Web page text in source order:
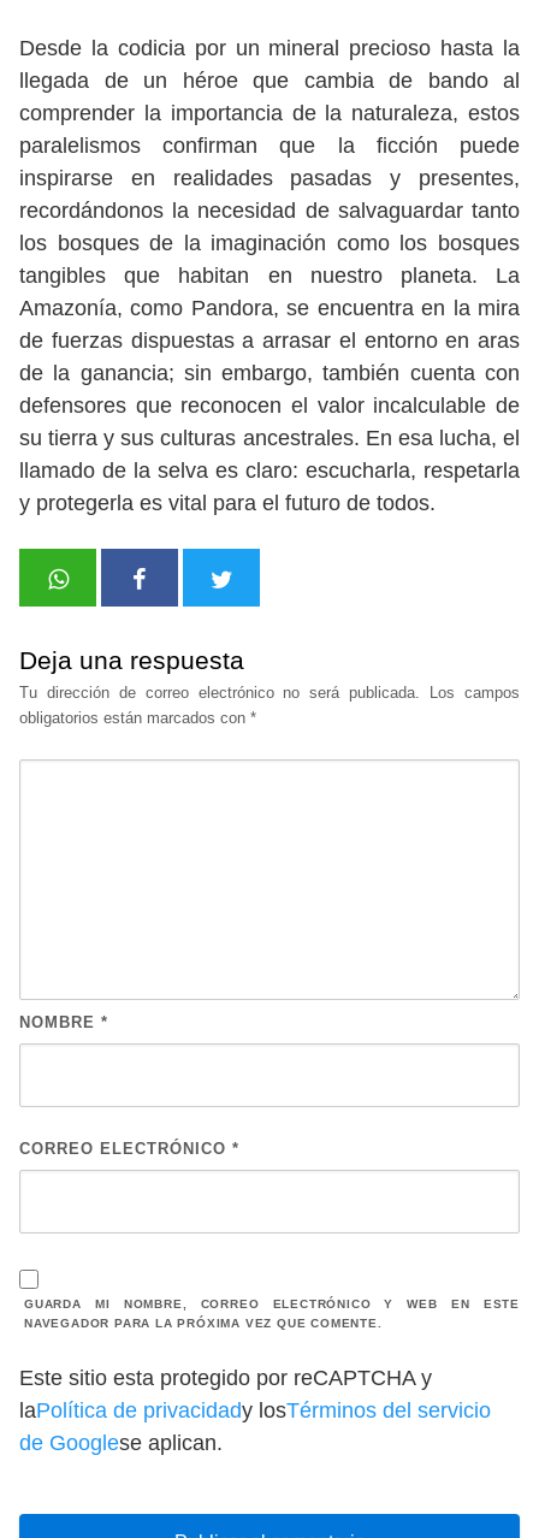
Desde la codicia por un mineral precioso hasta la
llegada de un héroe que cambia de bando al
comprender la importancia de la naturaleza, estos
paralelismos confirman que la ficción puede
inspirarse en realidades pasadas y presentes,
recordándonos la necesidad de salvaguardar tanto
los bosques de la imaginación como los bosques
tangibles que habitan en nuestro planeta. La
Amazonía, como Pandora, se encuentra en la mira
de fuerzas dispuestas a arrasar el entorno en aras
de la ganancia; sin embargo, también cuenta con
defensores que reconocen el valor incalculable de
su tierra y sus culturas ancestrales. En esa lucha, el
llamado de la selva es claro: escucharla, respetarla
y protegerla es vital para el futuro de todos.
Deja una respuesta
Tu dirección de correo electrónico no será publicada.
Los campos
obligatorios están marcados con *
NOMBRE *
CORREO ELECTRÓNICO *
GUARDA MI NOMBRE, CORREO ELECTRÓNICO Y WEB EN ESTE
NAVEGADOR PARA LA PRÓXIMA VEZ QUE COMENTE.
Este sitio esta protegido por reCAPTCHA y
laPolítica de privacidady losTérminos del servicio
de Googlese aplican.